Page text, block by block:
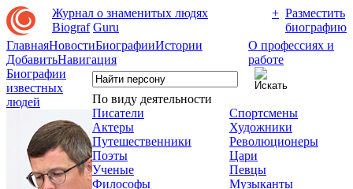
Журнал о знаменитых людях
Biograf Guru
+ Разместить
биографию
ГлавнаяНовостиБиографииИстории
ДобавитьНавигация
О профессиях и
работе
Биографии
известных
людей
По виду деятельности
Писатели
Актеры
Путешественники
Поэты
Ученые
Философы
Спортсмены
Художники
Революционеры
Цари
Певцы
Музыканты